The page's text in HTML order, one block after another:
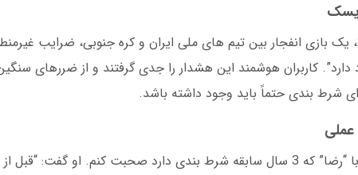
در ژانویه 2025، یک بازی انفجار بین تیم های ملی ایران و کره جنوبی،
کاربران هوشمند این هشدار را جدی گرفتند و از ضررهای
شرط بندی حتماً باید وجود داشته باشد.
عملی